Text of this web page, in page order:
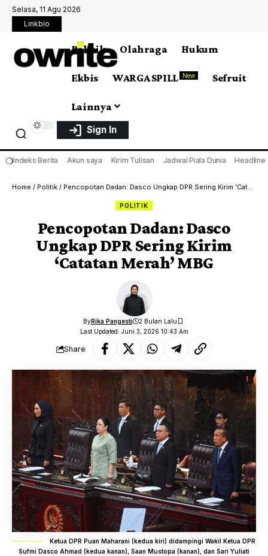
Selasa, 11 Agu 2026
Linkbio
Politik Olahraga Hukum
Ekbis WARGA SPILL New Sefruit
Lainnya
Sign In
❍Indeks Berita Akun saya Kirim Tulisan Jadwal Piala Dunia Headline
Home / Politik / Pencopotan Dadan: Dasco Ungkap DPR Sering Kirim ‘Catatan Merah’ MBG
POLITIK
Pencopotan Dadan: Dasco
Ungkap DPR Sering Kirim
‘Catatan Merah’ MBG
Last Updated: Juni 3, 2026 10:43 Am
ByRika Pangesti 2 Bulan Lalu
Share
Ketua DPR Puan Maharani (kedua kiri) didampingi Wakil Ketua DPR
Sufmi Dasco Ahmad (kedua kanan), Saan Mustopa (kanan), dan Sari Yuliati